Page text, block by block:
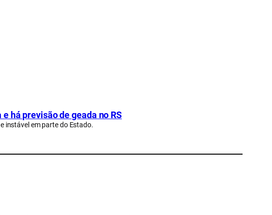
há previsão de geada no RS
instável em parte do Estado.